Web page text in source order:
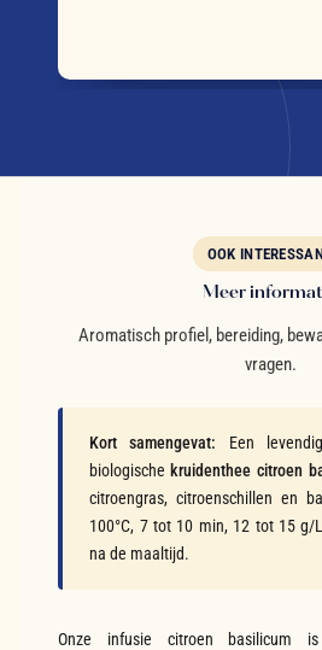
OOK
Meer
Aromatisch profiel, bereiding,
vragen.
Kort samengevat: Een
biologischekruidenthee citroen
citroengras, citroenschillen en
100°C, 7 tot 10 min, 12 tot 15 g/
na de maaltijd.
Onze infusie citroen basilicum